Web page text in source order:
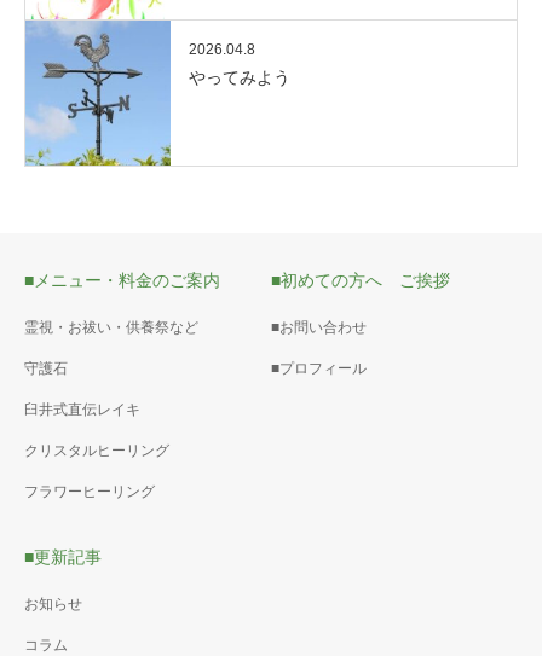
2026.04.8
やってみよう
■メニュー・料金のご案内
霊視・お祓い・供養祭など
守護石
臼井式直伝レイキ
クリスタルヒーリング
フラワーヒーリング
■初めての方へ ご挨拶
■お問い合わせ
■プロフィール
■更新記事
お知らせ
コラム